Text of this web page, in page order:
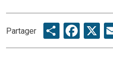
Partager Share X